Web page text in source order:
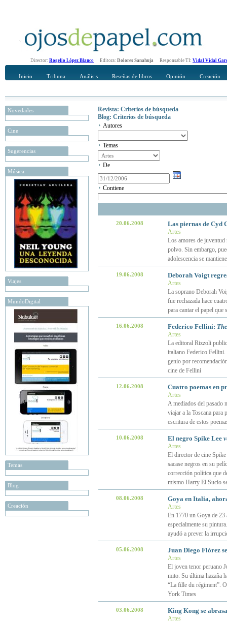
Director: Rogelio López Blanco Editora: Dolores Sanahuja Responsable TI: Vidal Vidal
Inicio Tribuna Análisis Reseñas de libros Opinión Creación
Novedades
Cine
Sugerencias
Música
Viajes
MundoDigital
Temas
Blog
Creación
Revista: Criterios de búsqueda
Blog: Criterios de búsqueda
Autores
Temas
De
Contiene
20.06.2008 Las piernas de Cyd
Artes
Los amores de juventud
polvo. Sin embargo,
adolescencia se
19.06.2008 Deborah Voigt
Artes
La soprano Deborah
fue rechazada hace
para cantar el papel que
16.06.2008 Federico Fellini:
Artes
La editoral Rizzoli
italiano Federico Fellini.
genio por
cine de Fellini
12.06.2008 Cuatro poemas en
Artes
A mediados del pasado
viajar a la Toscana para
escritura de estos
10.06.2008 El negro Spike Lee
Artes
El director de cine Spike
sacase negros en su
corrección política que
mismo Harry El Sucio
08.06.2008 Goya en Italia,
Artes
En 1770 un Goya de 23
especialmente su
ayudó a prever la
05.06.2008 Juan Diego Flórez
Artes
El joven tenor peruano
mito. Su última hazaña
“La fille du régiment”.
York Times
03.06.2008 King Kong se
Artes